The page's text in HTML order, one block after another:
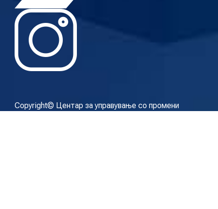
Copyright© Центар за управување со промени